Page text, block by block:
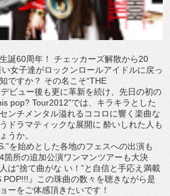
誕60周年！ チェッカーズ解散から20
女子達がロックンロールアイドルに戻っ
ですか？ その名こそ“THE
ビュー後も更に革新を続け、先日の初の
pop? Tour2012”では、キラキラとした
ンチメンタル溢れるココロに響く楽曲な
ドラマティックな展開に 酔いしれた人も
うか。
を始めとした各地のフェスへの出演も
箇所の追加公演ワンマンツアーも大決
は“捨て曲がな い！”と自信と手応え満載
』この珠曲の数々を聴きながら是
ーをご体感頂きたいです！